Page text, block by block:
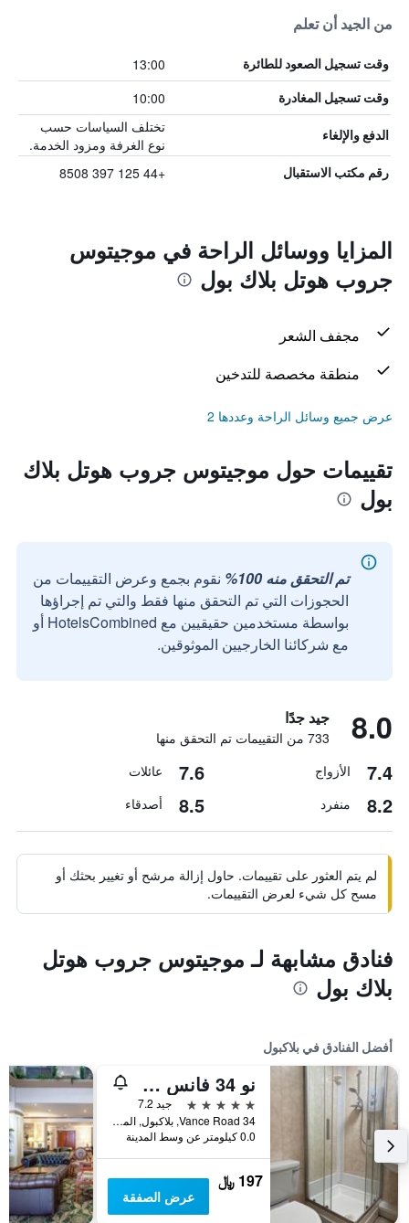
من الجيد أن تعلم
وقت تسجيل الصعود للطائرة 13:00
وقت تسجيل المغادرة 10:00
الدفع والإلغاء
تختلف السياسات حسب
نوع الغرفة ومزود الخدمة.
رقم مكتب الاستقبال +44 125 397 8508
المزايا ووسائل الراحة في موجيتوس
جروب هوتل بلاك بول
مجفف الشعر
منطقة مخصصة للتدخين
عرض جميع وسائل الراحة وعددها 2
تقييمات حول موجيتوس جروب هوتل بلاك
بول
تم التحقق منه 100%
نقوم بجمع وعرض التقييمات من
الحجوزات التي تم التحقق منها فقط والتي تم إجراؤها
بواسطة مستخدمين حقيقيين مع HotelsCombined أو
مع شركائنا الخارجيين الموثوقين.
8.0 جيد جدًا
733 من التقييمات تم التحقق منها
7.4 الأزواج 7.6 عائلات
8.2 منفرد 8.5 أصدقاء
لم يتم العثور على تقييمات. حاول إزالة مرشح أو تغيير بحثك أو
مسح كل شيء لعرض التقييمات.
فنادق مشابهة لـ موجيتوس جروب هوتل
بلاك بول
أفضل الفنادق في بلاكبول
نو 34 فانس رود
5 نجوم
جيد 7.2
34 Vance Road, بلاكبول, المملكة المتحدة
0.0 كيلومتر عن وسط المدينة
197 ﷼
عرض الصفقة